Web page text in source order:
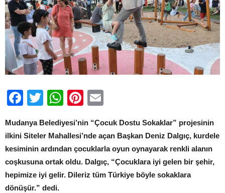
Facebook
TwitterWhatsApp
Pinterest
Mudanya Belediyesi’nin “Çocuk Dostu Sokaklar” projesinin
ilkini Siteler Mahallesi’nde açan Başkan Deniz Dalgıç, kurdele
kesiminin ardından çocuklarla oyun oynayarak renkli alanın
coşkusuna ortak oldu. Dalgıç, “Çocuklara iyi gelen bir şehir,
hepimize iyi gelir. Dileriz tüm Türkiye böyle sokaklara
dönüşür.” dedi.